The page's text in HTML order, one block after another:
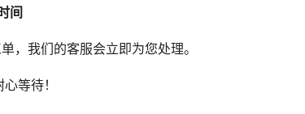
间
，我们的客服会立即为您处理。
等待！